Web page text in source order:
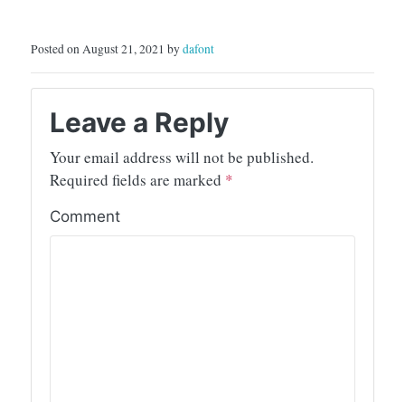
Posted on August 21, 2021 bydafont
Leave a Reply
Your email address will not be published.
Required fields are marked *
Comment